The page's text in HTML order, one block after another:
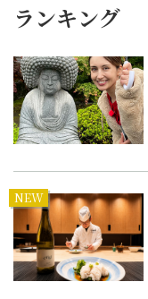
ランキング
NEW